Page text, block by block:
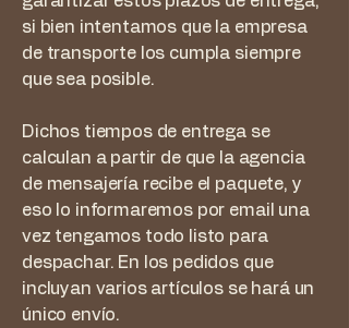
si bien intentamos que la empresa
de transporte los cumpla siempre
que sea posible.
Dichos tiempos de entrega se
calculan a partir de que la agencia
de mensajería recibe el paquete, y
eso lo informaremos por email una
vez tengamos todo listo para
despachar. En los pedidos que
incluyan varios artículos se hará un
único envío.